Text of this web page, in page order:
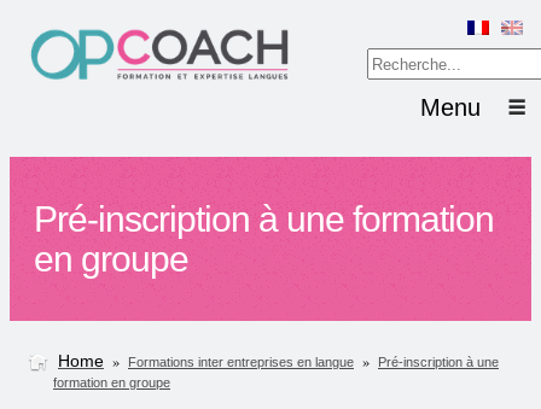
Menu
Pré-inscription à une formation
en groupe
Home » Formations inter entreprises en langue »
Pré-inscription à une
formation en groupe